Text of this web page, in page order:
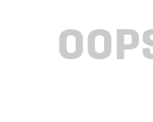
tenis futbol